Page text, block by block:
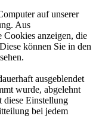
auf unserer
Aus
Cookies anzeigen, die
können Sie in den
ausgeblendet
wurde, abgelehnt
diese Einstellung
bei jedem